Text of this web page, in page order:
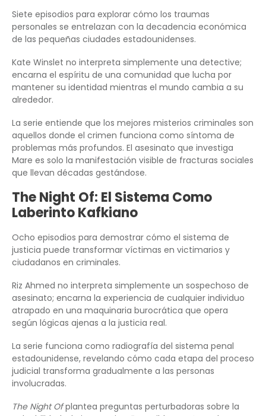
Siete episodios para explorar cómo los traumas
personales se entrelazan con la decadencia económica
de las pequeñas ciudades estadounidenses.
Kate Winslet no interpreta simplemente una detective;
encarna el espíritu de una comunidad que lucha por
mantener su identidad mientras el mundo cambia a su
alrededor.
La serie entiende que los mejores misterios criminales son
aquellos donde el crimen funciona como síntoma de
problemas más profundos. El asesinato que investiga
Mare es solo la manifestación visible de fracturas sociales
que llevan décadas gestándose.
The Night Of: El Sistema Como
Laberinto Kafkiano
Ocho episodios para demostrar cómo el sistema de
justicia puede transformar víctimas en victimarios y
ciudadanos en criminales.
Riz Ahmed no interpreta simplemente un sospechoso de
asesinato; encarna la experiencia de cualquier individuo
atrapado en una maquinaria burocrática que opera
según lógicas ajenas a la justicia real.
La serie funciona como radiografía del sistema penal
estadounidense, revelando cómo cada etapa del proceso
judicial transforma gradualmente a las personas
involucradas.
The Night Ofplantea preguntas perturbadoras sobre la